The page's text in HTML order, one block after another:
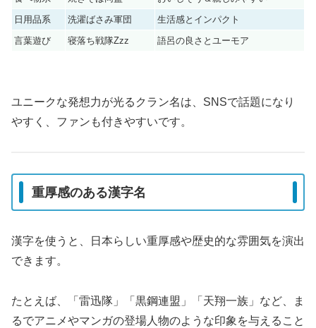
日用品系
洗濯ばさみ軍団
生活感とインパクト
言葉遊び
寝落ち戦隊Zzz 語呂の良さとユーモア
ユニークな発想力が光るクラン名は、SNSで話題になり
やすく、ファンも付きやすいです。
重厚感のある漢字名
漢字を使うと、日本らしい重厚感や歴史的な雰囲気を演出
できます。
たとえば、「雷迅隊」「黒鋼連盟」「天翔一族」など、ま
るでアニメやマンガの登場人物のような印象を与えること